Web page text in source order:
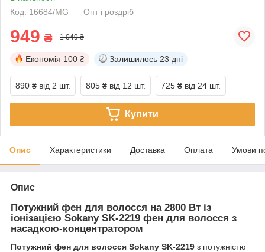
Код: 16684/MG
Опт і роздріб
949 ₴ 1 049 ₴
Економія 100 ₴ Залишилось 23 дні
890 ₴ від 2 шт. 805 ₴ від 12 шт. 725 ₴ від 24 шт.
Купити
Опис Характеристики Доставка Оплата Умови
Опис
Потужний фен для волосся на 2800 Вт із
іонізацією Sokany SK-2219 фен для волосся з
насадкою-концентратором
Потужний фен для волосся Sokany SK-2219 з потужністю